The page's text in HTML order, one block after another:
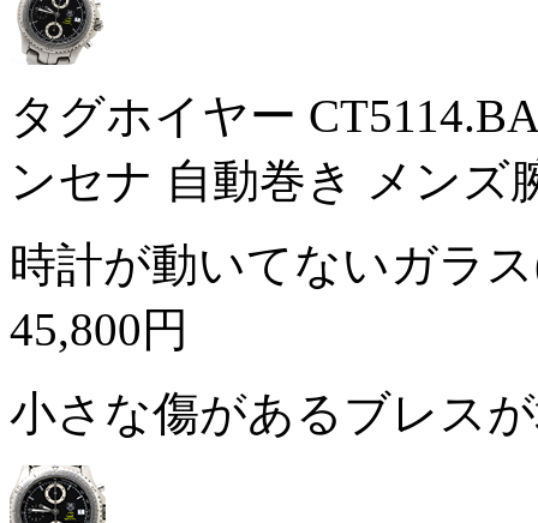
タグホイヤー
ンセナ 自動巻き メンズ
時計が動いてないガラ
45,800円
小さな傷があるブレス